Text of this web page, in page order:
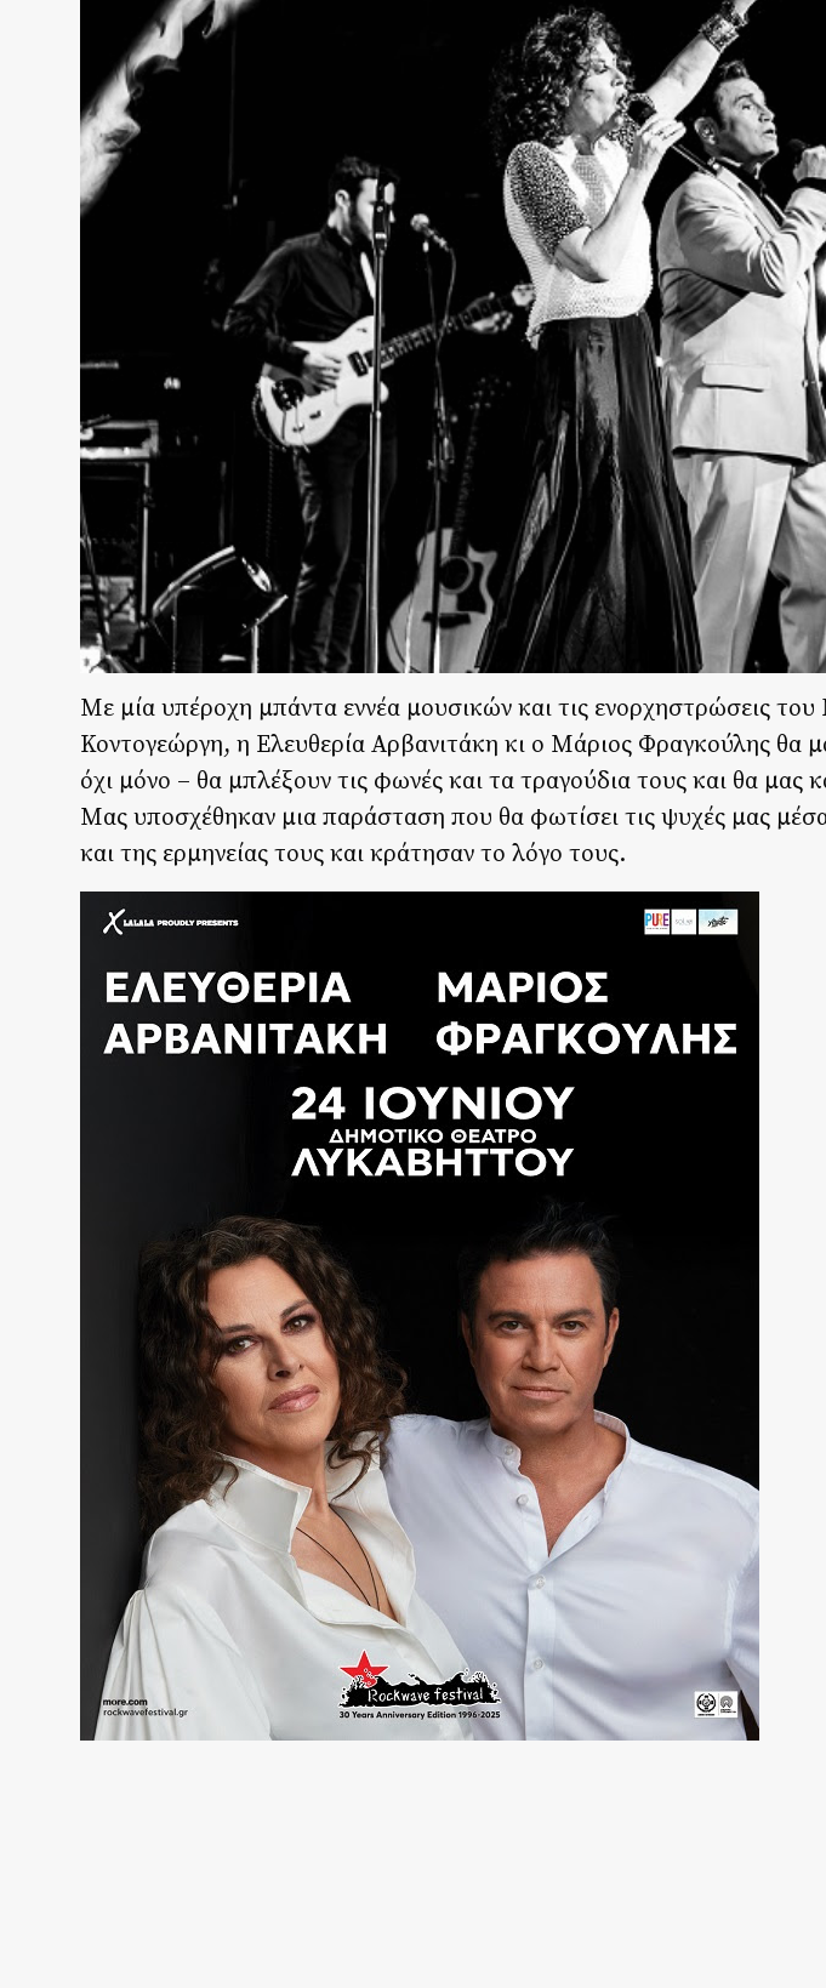
Με μία υπέροχη μπάντα εννέα μουσικών και τις ενορχηστρώσεις
Κοντογεώργη, η Ελευθερία Αρβανιτάκη κι ο Μάριος Φραγκούλης θα
όχι μόνο – θα μπλέξουν τις φωνές και τα τραγούδια τους και θα μας
Μας υποσχέθηκαν μια παράσταση που θα φωτίσει τις ψυχές μας
και της ερμηνείας τους και κράτησαν το λόγο τους.